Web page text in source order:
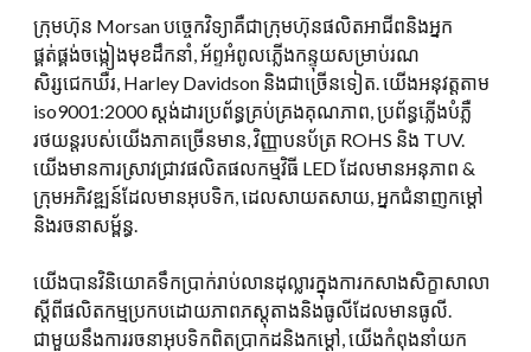
ក្រុមហ៊ុន Morsan បច្ចេកវិទ្យាគឺជាក្រុមហ៊ុនផលិតអាជីពនិងអ្នក
ផ្គត់ផ្គង់ចង្កៀងមុខដឹកនាំ, អ័ព្ទអំពូលភ្លើងកន្ទុយសម្រាប់រណ
សិរ្សជេកឃឺរ, Harley Davidson និងជាច្រើនទៀត. យើងអនុវត្តតាម
iso9001:2000 ស្តង់ដារប្រព័ន្ធគ្រប់គ្រងគុណភាព, ប្រព័ន្ធភ្លើងបំភ្លឺ
រថយន្តរបស់យើងភាគច្រើនមាន, វិញ្ញាបនប័ត្រ ROHS និង TUV.
យើងមានការស្រាវជ្រាវផលិតផលកម្មវិធី LED ដែលមានអនុភាព &
ក្រុមអភិវឌ្ឍន៍ដែលមានអុបទិក, ដេលសាយតសាយ, អ្នកជំនាញកម្តៅ
និងរចនាសម្ព័ន្ធ.
យើងបានវិនិយោគទឹកប្រាក់រាប់លានដុល្លារក្នុងការកសាងសិក្ខាសាលា
ស្តីពីផលិតកម្មប្រកបដោយភាពភស្តុតាងនិងធូលីដែលមានធូលី.
ជាមួយនឹងការរចនាអុបទិកពិតប្រាកដនិងកម្ដៅ, យើងកំពុងនាំយក